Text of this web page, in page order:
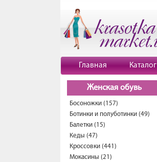
Главная Каталог
Женская обувь
Босоножки (157)
Ботинки и полуботинки (49)
Балетки (15)
Кеды (47)
Кроссовки (441)
Мокасины (21)